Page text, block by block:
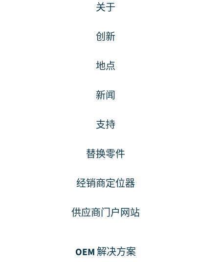
关于
创新
地点
新闻
支持
替换零件
经销商定位器
供应商门户网站
OEM 解决方案